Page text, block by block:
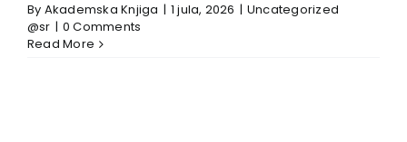
By Akademska Knjiga | 1 jula, 2026 | Uncategorized
@sr | 0 Comments
Read More